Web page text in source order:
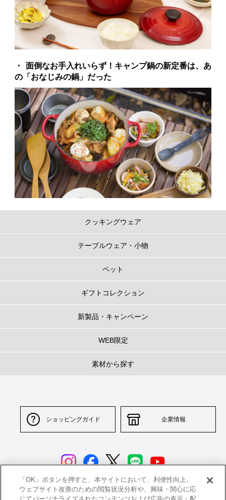
面倒なお手入れいらず！キャンプ鍋の新定番は、あ
の「おなじみの鍋」だった
クッキングウェア
テーブルウェア・小物
ペット
ギフトコレクション
新製品・キャンペーン
WEB限定
素材から探す
ショッピングガイド 企業情報
「OK」ボタンを押すと、本サイトにおいて、利便性向上、
ウェブサイト改善のための閲覧状況分析や、興味・関心に応